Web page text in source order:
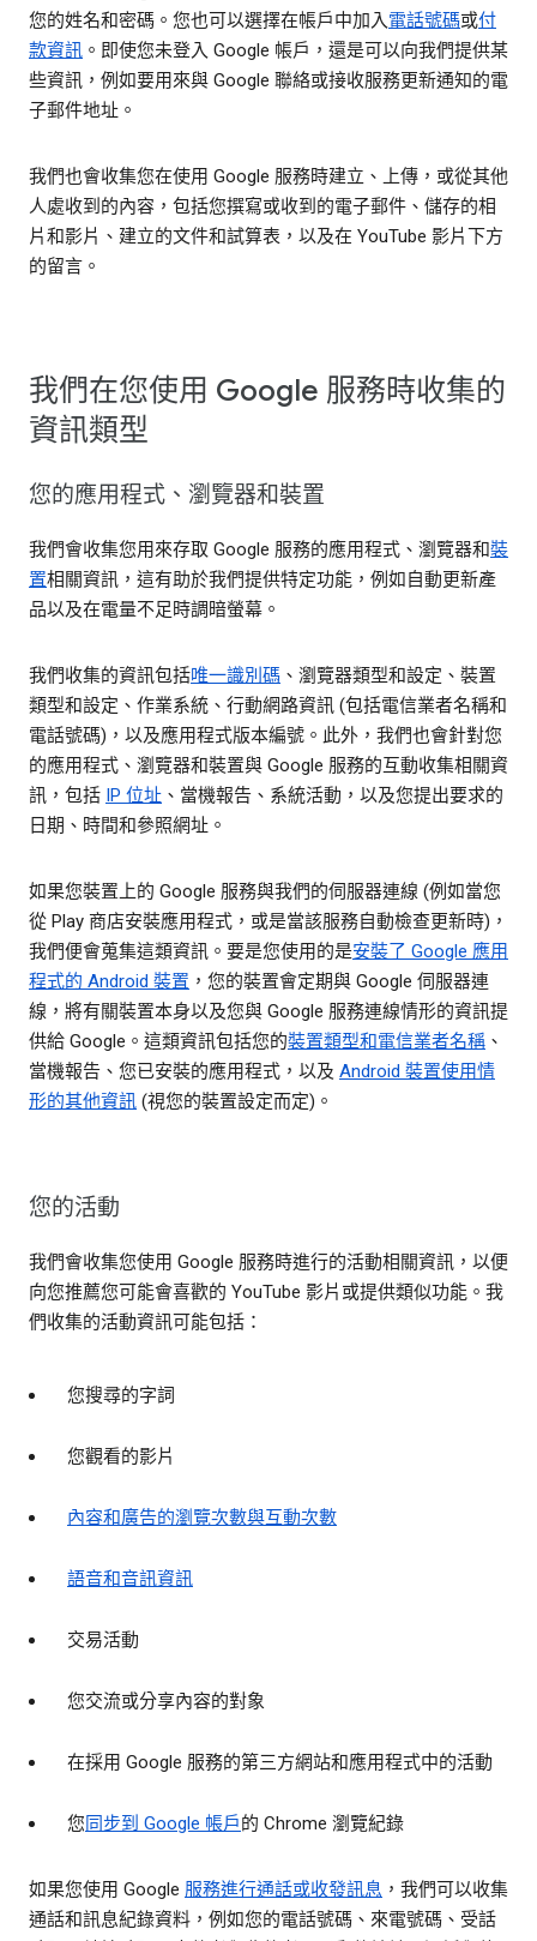
您的姓名和密碼。您也可以選擇在帳戶中加入電話號碼或付
款資訊 。即使您未登入 Google 帳戶，還是可以向我們提供某
些資訊，例如要用來與 Google 聯絡或接收服務更新通知的電
子郵件地址。
我們也會收集您在使用 Google 服務時建立、上傳，或從其他
人處收到的內容，包括您撰寫或收到的電子郵件、儲存的相
片和影片、建立的文件和試算表，以及在 YouTube 影片下方
的留言。
我們在您使用 Google 服務時收集的
資訊類型
您的應用程式、瀏覽器和裝置
我們會收集您用來存取 Google 服務的應用程式、瀏覽器和裝
置相關資訊，這有助於我們提供特定功能，例如自動更新產
品以及在電量不足時調暗螢幕。
我們收集的資訊包括唯一識別碼 、瀏覽器類型和設定、裝置
類型和設定、作業系統、行動網路資訊 (包括電信業者名稱和
電話號碼)，以及應用程式版本編號。此外，我們也會針對您
的應用程式、瀏覽器和裝置與 Google 服務的互動收集相關資
訊，包括 IP 位址 、當機報告、系統活動，以及您提出要求的
日期、時間和參照網址。
如果您裝置上的 Google 服務與我們的伺服器連線 (例如當您
從 Play 商店安裝應用程式，或是當該服務自動檢查更新時)，
我們便會蒐集這類資訊。要是您使用的是安裝了 Google 應用
程式的 Android 裝置 ，您的裝置會定期與 Google 伺服器連
線，將有關裝置本身以及您與 Google 服務連線情形的資訊提
供給 Google。這類資訊包括您的裝置類型和電信業者名稱 、
當機報告、您已安裝的應用程式，以及 Android 裝置使用情
形的其他資訊 (視您的裝置設定而定)。
您的活動
我們會收集您使用 Google 服務時進行的活動相關資訊，以便
向您推薦您可能會喜歡的 YouTube 影片或提供類似功能。我
們收集的活動資訊可能包括：
您搜尋的字詞
您觀看的影片
內容和廣告的瀏覽次數與互動次數
語音和音訊資訊
交易活動
您交流或分享內容的對象
在採用 Google 服務的第三方網站和應用程式中的活動
您同步到 Google 帳戶的 Chrome 瀏覽紀錄
如果您使用 Google 服務進行通話或收發訊息 ，我們可以收集
通話和訊息紀錄資料，例如您的電話號碼、來電號碼、受話